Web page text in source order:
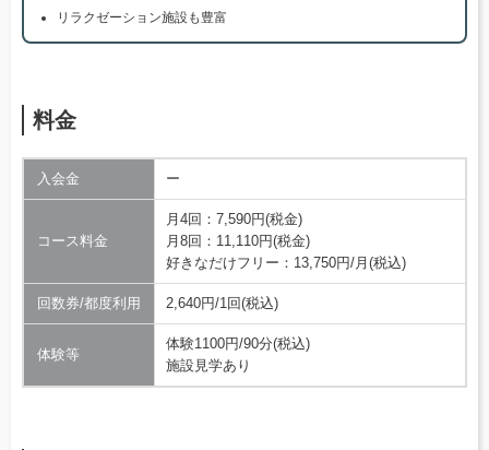
リラクゼーション施設も豊富
料金
入会金 ー
コース料金
月4回：7,590円(税金)
月8回：11,110円(税金)
好きなだけフリー：13,750円/月(税込)
回数券/都度利用 2,640円/1回(税込)
体験等
体験1100円/90分(税込)
施設見学あり